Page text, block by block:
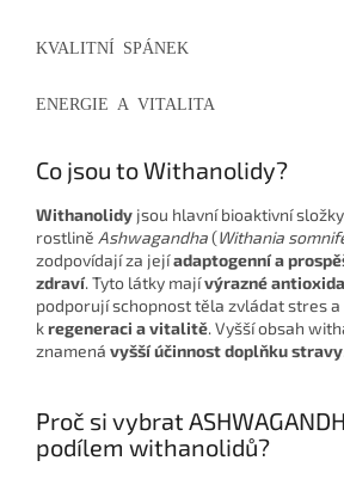
KVALITNÍ SPÁNEK
ENERGIE A VITALITA
Co jsou toWithanolidy?
Withanolidy jsou hlavní bioaktivní
rostlině Ashwagandha(Withania
zodpovídají za jejíadaptogenní a
zdraví. Tyto látky majívýrazné
podporují schopnost těla zvládat stres
kregeneraci a vitalitě. Vyšší obsah
znamená vyšší účinnost doplňku stravy
Proč si vybrat
podílem withanolidů?